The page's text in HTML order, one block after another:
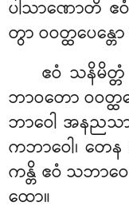
ပါသာဏောတိ
တွာ ဝဝတ္ထပေန္တ
ဧဝံ သနိမိတ္
ဘာဝတော ဝဝတ္
ဘာဝေါ အနညသ
ကဘာဝေါ၊ တေ
ကန္တိ ဧဝံ သဘာဝ
ထော။